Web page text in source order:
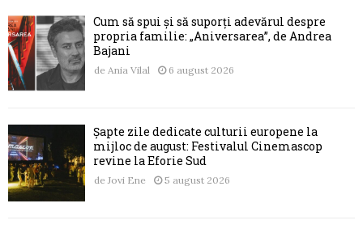
Cum să spui și să suporți adevărul despre
propria familie: „Aniversarea”, de Andrea
Bajani
de Ania Vilal 6 august 2026
Șapte zile dedicate culturii europene la
mijloc de august: Festivalul Cinemascop
revine la Eforie Sud
de Jovi Ene 5 august 2026